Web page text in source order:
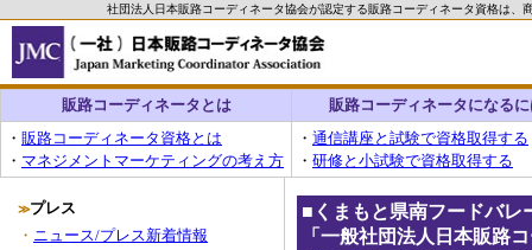
社団法人日本販路コーディネータ協会が認定する販路コーディネータ資格は
販路コーディネータとは
販路コーディネータになる
・ 販路コーディネータ資格とは
・ マネジメントマーケティングの考え方
・ 通信講座と試験で資格取得する
・ 研修と小試験で資格取得する
≫プレス
・ ニュース/プレス新着情報
■ くまもと県南フードバレ
「一般社団法人日本販路